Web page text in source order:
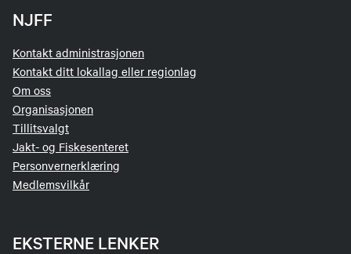
NJFF
Kontakt administrasjonen
Kontakt ditt lokallag eller regionlag
Om oss
Organisasjonen
Tillitsvalgt
Jakt- og Fiskesenteret
Personvernerklæring
Medlemsvilkår
EKSTERNE LENKER